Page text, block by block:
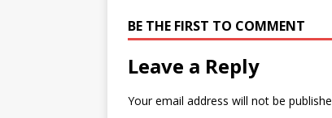
BE THE FIRST TO COMMENT
Leave a Reply
Your email address will not be